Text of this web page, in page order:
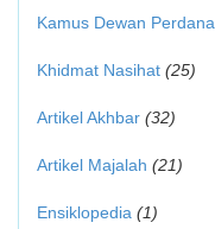
Kamus Dewan Perdana
Khidmat Nasihat (25)
Artikel Akhbar (32)
Artikel Majalah (21)
Ensiklopedia (1)